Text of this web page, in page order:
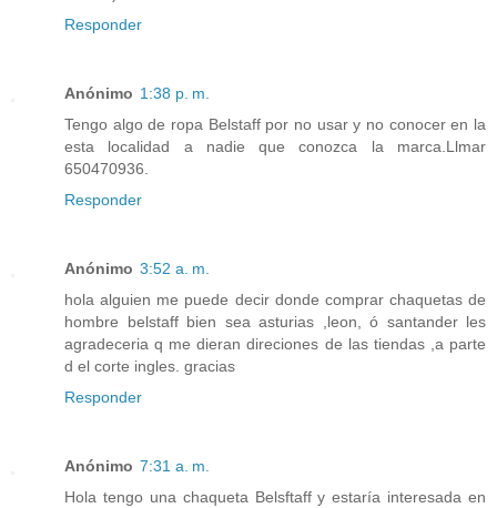
Responder
Anónimo 1:38 p. m.
Tengo algo de ropa Belstaff por no usar y no conocer en la
esta localidad a nadie que conozca la marca.Llmar
650470936.
Responder
Anónimo 3:52 a. m.
hola alguien me puede decir donde comprar chaquetas de
hombre belstaff bien sea asturias ,leon, ó santander les
agradeceria q me dieran direciones de las tiendas ,a parte
d el corte ingles. gracias
Responder
Anónimo 7:31 a. m.
Hola tengo una chaqueta Belsftaff y estaría interesada en